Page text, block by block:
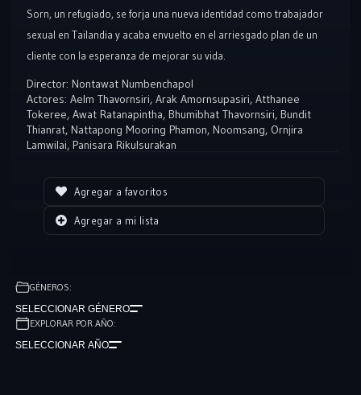
Sorn, un refugiado, se forja una nueva identidad como trabajador
sexual en Tailandia y acaba envuelto en el arriesgado plan de un
cliente con la esperanza de mejorar su vida.
Director: Nontawat Numbenchapol
Actores: Aelm Thavornsiri, Arak Amornsupasiri, Atthanee
Tokeree, Awat Ratanapintha, Bhumibhat Thavornsiri, Bundit
Thianrat, Nattapong Mooring Phamon, Noomsang, Ornjira
Lamwilai, Panisara Rikulsurakan
Agregar a favoritos
Agregar a mi lista
GÉNEROS:
SELECCIONAR GÉNERO
EXPLORAR POR AÑO:
SELECCIONAR AÑO